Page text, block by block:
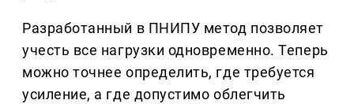
Разработанный в ПНИПУ метод позволяет
учесть все нагрузки одновременно. Теперь
можно точнее определить, где требуется
усиление, а где допустимо облегчить